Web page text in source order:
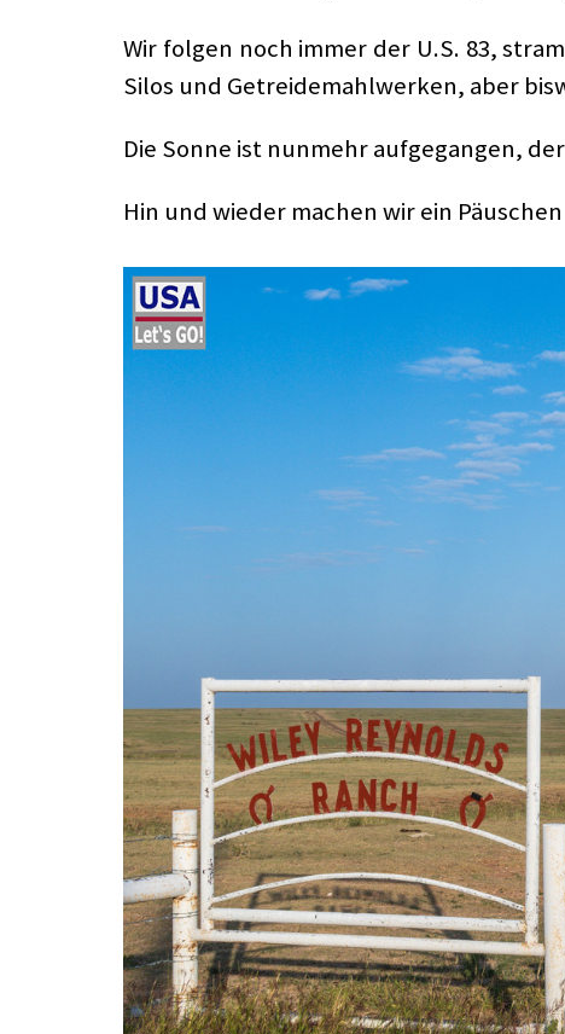
Wir folgen noch immer der U.S. 83,
Silos und Getreidemahlwerken, aber
Die Sonne ist nunmehr aufgegangen,
Hin und wieder machen wir ein